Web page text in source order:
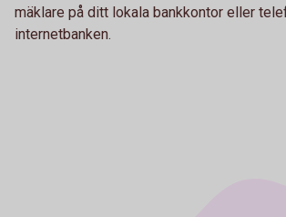
mäklare på ditt lokala bankkontor eller
internetbanken.